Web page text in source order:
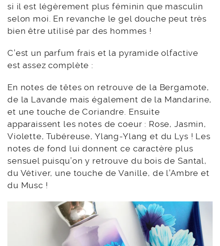
si il est légèrement plus féminin que masculin
selon moi. En revanche le gel douche peut très
bien être utilisé par des hommes !
C’est un parfum frais et la pyramide olfactive
est assez complète :
En notes de têtes on retrouve de la Bergamote,
de la Lavande mais également de la Mandarine,
et une touche de Coriandre. Ensuite
apparaissent les notes de coeur : Rose, Jasmin,
Violette, Tubéreuse, Ylang-Ylang et du Lys ! Les
notes de fond lui donnent ce caractère plus
sensuel puisqu’on y retrouve du bois de Santal,
du Vétiver, une touche de Vanille, de l’Ambre et
du Musc !